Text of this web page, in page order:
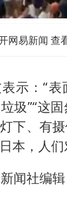
网易新闻 查
示：“
圾”“这
下、有摄
本，人们
闻社编